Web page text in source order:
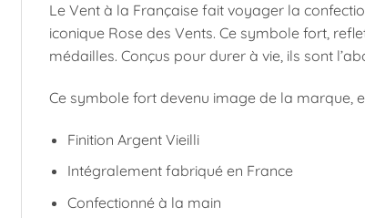
Le Vent à la Française fait voyager la
iconique Rose des Vents. Ce symbole fort,
médailles. Conçus pour durer à vie, ils sont
Ce symbole fort devenu image de la marque,
Finition Argent Vieilli
Intégralement fabriqué en France
Confectionné à la main